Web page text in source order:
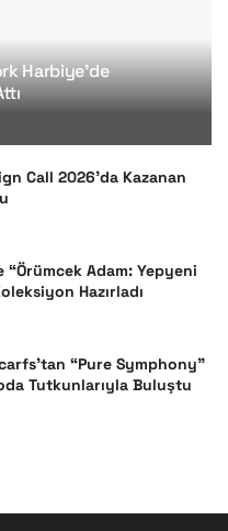
Harbiye’de
Call 2026’da Kazanan
“Örümcek Adam: Yepyeni
Hazırladı
“Pure Symphony”
Tutkunlarıyla Buluştu